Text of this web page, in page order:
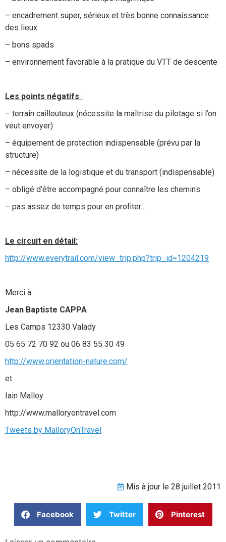
– encadrement super, sérieux et très bonne connaissance
des lieux
– bons spads
– environnement favorable à la pratique du VTT de descente
Les points négatifs :
– terrain caillouteux (nécessite la maîtrise du pilotage si l’on
veut envoyer)
– équipement de protection indispensable (prévu par la
structure)
– nécessite de la logistique et du transport (indispensable)
– obligé d’être accompagné pour connaître les chemins
– pas assez de temps pour en profiter…
Le circuit en détail:
http://www.everytrail.com/view_trip.php?trip_id=1204219
Merci à :
Jean Baptiste CAPPA
Les Camps 12330 Valady
05 65 72 70 92 ou 06 83 55 30 49
http://www.orientation-nature.com/
et
Iain Malloy
http://www.malloryontravel.com
Tweets by MalloryOnTravel
Mis à jour le 28 juillet 2011
Facebook Twitter Pinterest